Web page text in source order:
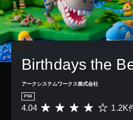
Birthdays the
アークシステムワークス株式会社
PS4
評
4.04 1.2K